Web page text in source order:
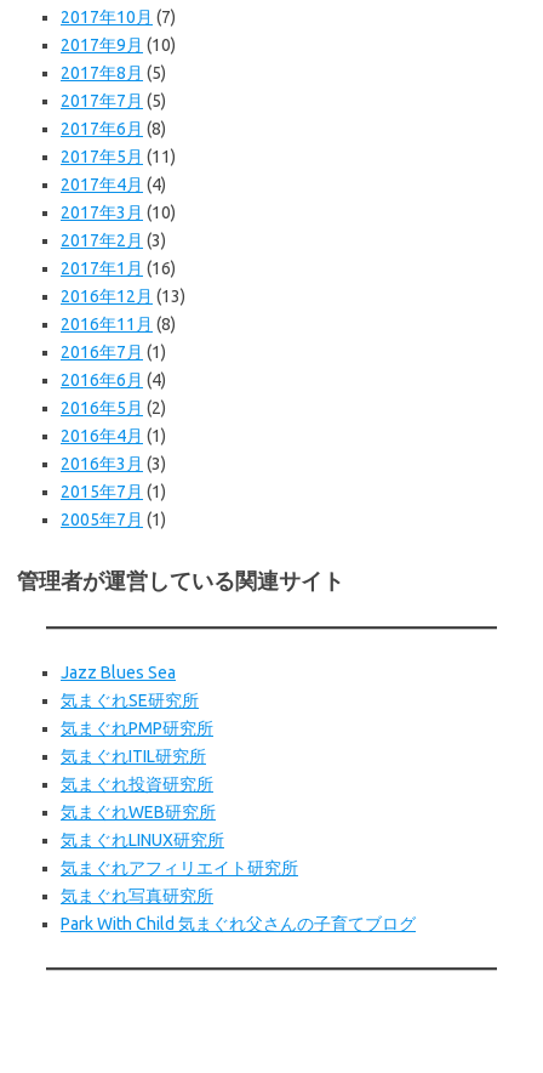
2017年10月 (7)
2017年9月 (10)
2017年8月 (5)
2017年7月 (5)
2017年6月 (8)
2017年5月 (11)
2017年4月 (4)
2017年3月 (10)
2017年2月 (3)
2017年1月 (16)
2016年12月 (13)
2016年11月 (8)
2016年7月 (1)
2016年6月 (4)
2016年5月 (2)
2016年4月 (1)
2016年3月 (3)
2015年7月 (1)
2005年7月 (1)
管理者が運営している関連サイト
Jazz Blues Sea
気まぐれSE研究所
気まぐれPMP研究所
気まぐれITIL研究所
気まぐれ投資研究所
気まぐれWEB研究所
気まぐれLINUX研究所
気まぐれアフィリエイト研究所
気まぐれ写真研究所
Park With Child 気まぐれ父さんの子育てブログ